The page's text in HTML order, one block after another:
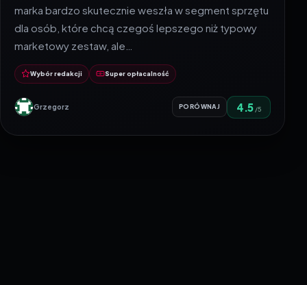
marka bardzo skutecznie weszła w segment sprzętu
dla osób, które chcą czegoś lepszego niż typowy
marketowy zestaw, ale…
Wybór redakcji Super opłacalność
Grzegorz PORÓWNAJ 4.5 /5